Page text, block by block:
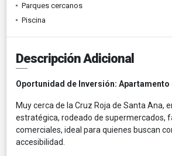
Parques cercanos
Piscina
Descripción Adicional
Oportunidad de Inversión: Apartamento
Muy cerca de la Cruz Roja de Santa Ana,
estratégica, rodeado de supermercados,
comerciales, ideal para quienes buscan
accesibilidad.